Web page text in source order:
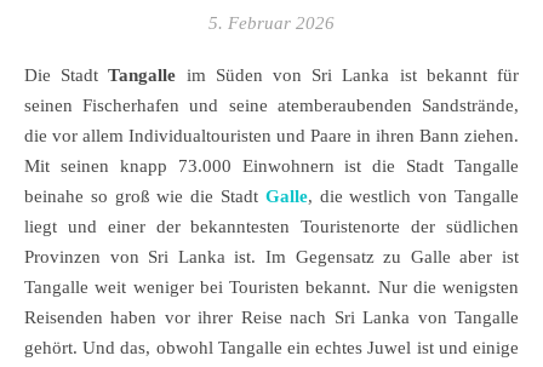
5. Februar 2026
Die StadtTangalle im Süden von Sri Lanka ist bekannt für
seinen Fischerhafen und seine atemberaubenden Sandstrände,
die vor allem Individualtouristen und Paare in ihren Bann ziehen.
Mit seinen knapp 73.000 Einwohnern ist die Stadt Tangalle
beinahe so groß wie die Stadt Galle, die westlich von Tangalle
liegt und einer der bekanntesten Touristenorte der südlichen
Provinzen von Sri Lanka ist. Im Gegensatz zu Galle aber ist
Tangalle weit weniger bei Touristen bekannt. Nur die wenigsten
Reisenden haben vor ihrer Reise nach Sri Lanka von Tangalle
gehört. Und das, obwohl Tangalle ein echtes Juwel ist und einige